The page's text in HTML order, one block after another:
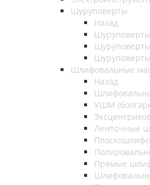
Шуруповерты
Назад
Шуруповерты
Шлифовальные
Назад
УШМ
Ленточные
Прямые